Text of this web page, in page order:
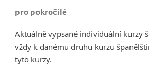
pro pokročilé
Aktuálně vypsané individuální kurzy
vždy k danému druhu kurzu
tyto kurzy.